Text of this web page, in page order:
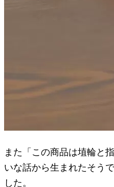
また「この商品は埴輪と
いな話から生まれたそう
した。